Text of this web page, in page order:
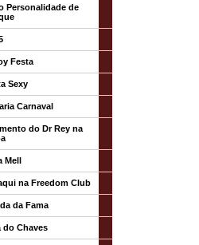
Personalidade de
Festa
Sexy
Carnaval
do Dr Rey na
Mell
na Freedom Club
da Fama
do Chaves